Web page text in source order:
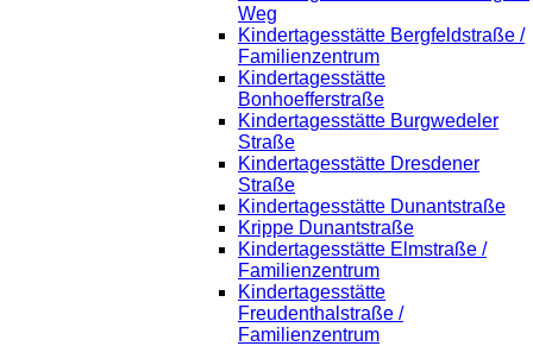
Weg
Kindertagesstätte Bergfeldstraße /
Familienzentrum
Kindertagesstätte
Bonhoefferstraße
Kindertagesstätte Burgwedeler
Straße
Kindertagesstätte Dresdener
Straße
Kindertagesstätte Dunantstraße
Krippe Dunantstraße
Kindertagesstätte Elmstraße /
Familienzentrum
Kindertagesstätte
Freudenthalstraße /
Familienzentrum